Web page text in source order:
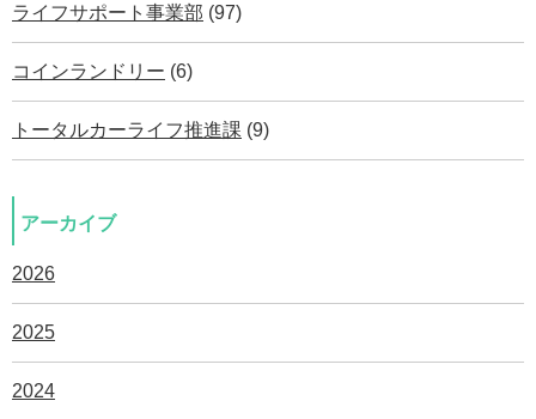
ライフサポート事業部 (97)
コインランドリー (6)
トータルカーライフ推進課 (9)
アーカイブ
2026
2025
2024